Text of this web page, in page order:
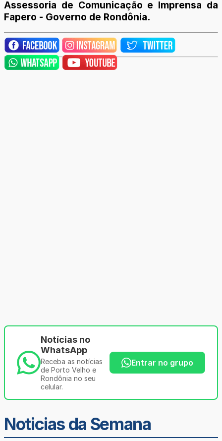
Assessoria de Comunicação e Imprensa da
Fapero - Governo de Rondônia.
Notícias no
WhatsApp
Receba as notícias
de Porto Velho e
Rondônia no seu
celular.
Entrar no grupo
Noticias da Semana